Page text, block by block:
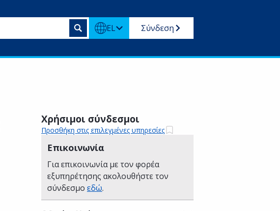
EL Σύνδεση
Χρήσιμοι σύνδεσμοι
Προσθήκη στις επιλεγμένες υπηρεσίες
Επικοινωνία
Για επικοινωνία με τον φορέα
εξυπηρέτησης ακολουθήστε τον
σύνδεσμο εδώ.